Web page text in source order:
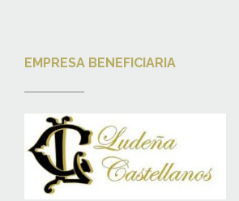
EMPRESA BENEFICIARIA